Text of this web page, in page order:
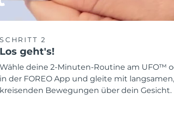
SCHRITT 2
Los geht's!
Wähle deine 2-Minuten-Routine am UFO™
in der FOREO App und gleite mit langsamen,
kreisenden Bewegungen über dein Gesicht.